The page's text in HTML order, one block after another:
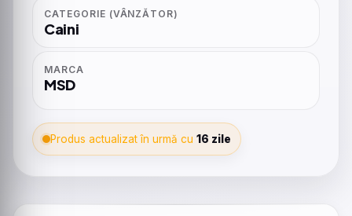
CATEGORIE (VÂNZĂTOR)
Caini
MARCA
MSD
Produs actualizat în urmă cu 16 zile